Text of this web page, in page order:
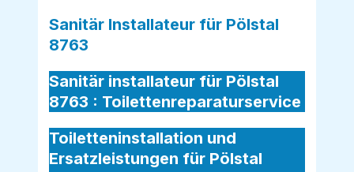
Sanitär Installateur für Pölstal
8763
Sanitär installateur für Pölstal
8763 : Toilettenreparaturservice
Toiletteninstallation und
Ersatzleistungen für Pölstal